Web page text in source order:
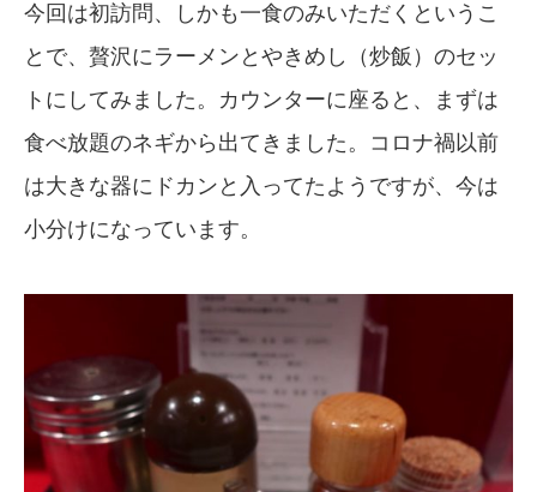
今回は初訪問、しかも一食のみいただくというこ
とで、贅沢にラーメンとやきめし（炒飯）のセッ
トにしてみました。カウンターに座ると、まずは
食べ放題のネギから出てきました。コロナ禍以前
は大きな器にドカンと入ってたようですが、今は
小分けになっています。